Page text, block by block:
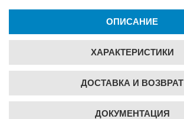
ОПИСАНИЕ
ХАРАКТЕРИСТИКИ
ДОСТАВКА И ВОЗВРАТ
ДОКУМЕНТАЦИЯ